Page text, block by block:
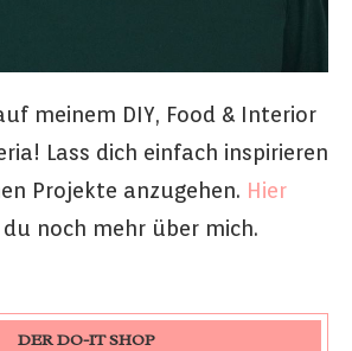
meinem DIY, Food & Interior
Lass dich einfach inspirieren
Projekte anzugehen. Hier
noch mehr über mich.
DER DO-IT SHOP